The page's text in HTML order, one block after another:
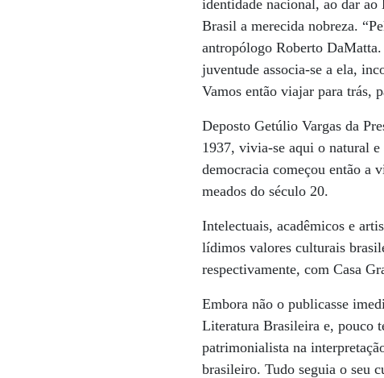
identidade nacional, ao dar
Brasil a merecida nobreza.
antropólogo Roberto
juventude associa-se a ela,
Vamos então viajar para trás,
Deposto Getúlio Vargas da
1937, vivia-se aqui o natural
democracia começou então a
meados do século 20.
Intelectuais, acadêmicos e
lídimos valores culturais
respectivamente, com Casa
Embora não o publicasse
Literatura Brasileira e, pouco
patrimonialista na
brasileiro. Tudo seguia o seu